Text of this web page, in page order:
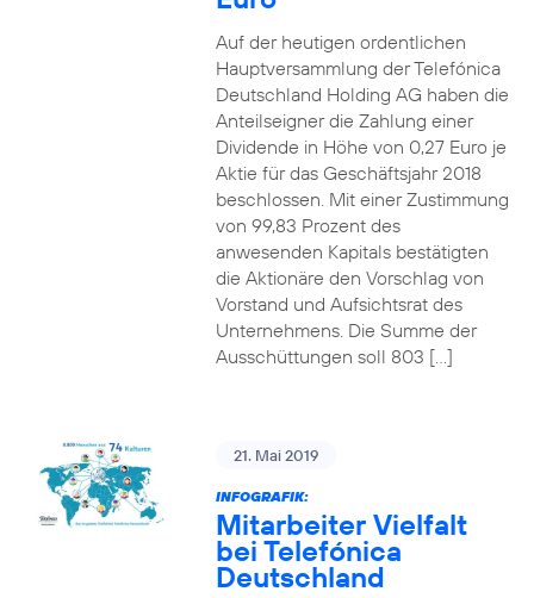
Auf der heutigen ordentlichen
Hauptversammlung der Telefónica
Deutschland Holding AG haben die
Anteilseigner die Zahlung einer
Dividende in Höhe von 0,27 Euro je
Aktie für das Geschäftsjahr 2018
beschlossen. Mit einer Zustimmung
von 99,83 Prozent des
anwesenden Kapitals bestätigten
die Aktionäre den Vorschlag von
Vorstand und Aufsichtsrat des
Unternehmens. Die Summe der
Ausschüttungen soll 803 […]
21. Mai 2019
INFOGRAFIK:
Mitarbeiter Vielfalt
bei Telefónica
Deutschland